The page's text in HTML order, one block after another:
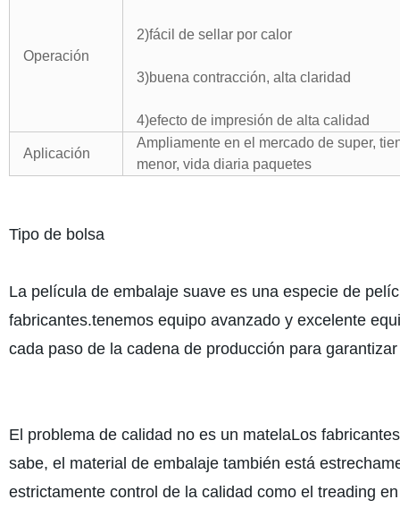
Operación
2)fácil de sellar por calor
3)buena contracción, alta claridad
4)efecto de impresión de alta calidad
Aplicación
Ampliamente en el mercado de super,
menor, vida diaria paquetes
Tipo de bolsa
La película de embalaje suave es una especie de
fabricantes.tenemos equipo avanzado y excelente
cada paso de la cadena de producción para
El problema de calidad no es un matelaLos
sabe, el material de embalaje también está
estrictamente control de la calidad como el treading